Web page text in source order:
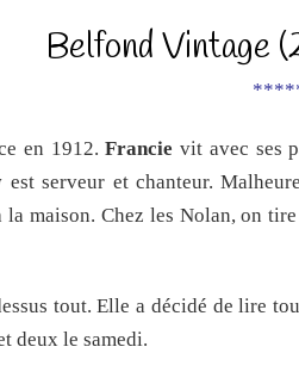
Belfond Vintage
en 1912.Francie vit avec ses
est serveur et chanteur.
la maison. Chez les Nolan, on
tout. Elle a décidé de lire
deux le samedi.